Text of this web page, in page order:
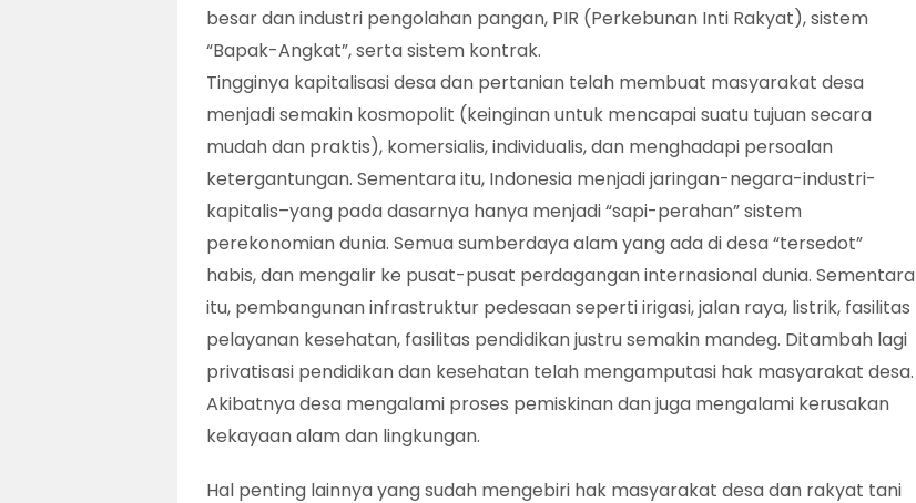
besar dan industri pengolahan pangan, PIR (Perkebunan Inti Rakyat), sistem
“Bapak-Angkat”, serta sistem kontrak.
Tingginya kapitalisasi desa dan pertanian telah membuat masyarakat desa
menjadi semakin kosmopolit (keinginan untuk mencapai suatu tujuan secara
mudah dan praktis), komersialis, individualis, dan menghadapi persoalan
ketergantungan. Sementara itu, Indonesia menjadi jaringan-negara-industri-
kapitalis–yang pada dasarnya hanya menjadi “sapi-perahan” sistem
perekonomian dunia. Semua sumberdaya alam yang ada di desa “tersedot”
habis, dan mengalir ke pusat-pusat perdagangan internasional dunia. Sementara
itu, pembangunan infrastruktur pedesaan seperti irigasi, jalan raya, listrik, fasilitas
pelayanan kesehatan, fasilitas pendidikan justru semakin mandeg. Ditambah lagi
privatisasi pendidikan dan kesehatan telah mengamputasi hak masyarakat desa.
Akibatnya desa mengalami proses pemiskinan dan juga mengalami kerusakan
kekayaan alam dan lingkungan.
Hal penting lainnya yang sudah mengebiri hak masyarakat desa dan rakyat tani